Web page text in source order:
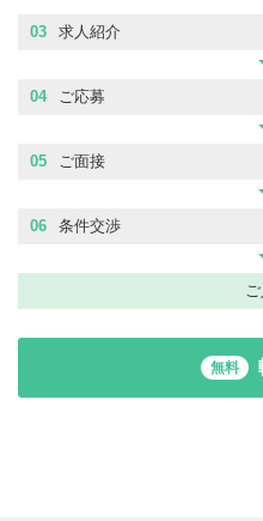
03 求人紹介
04 ご応募
05 ご面接
06 条件交渉
無料